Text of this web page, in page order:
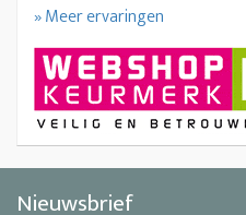
» Meer ervaringen
Nieuwsbrief